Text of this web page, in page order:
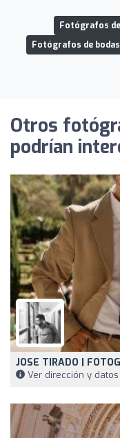
Fotógrafos
Fotógrafos de
Otros
podrían
JOSE TIRADO |
Ver dirección y